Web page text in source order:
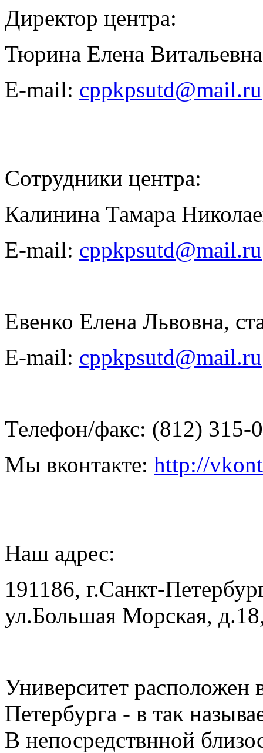
Директор центра:
Тюрина Елена Витальевна
E-mail: cppkpsutd@mail.ru
Сотрудники центра:
Калинина Тамара
E-mail: cppkpsutd@mail.ru
Евенко Елена Львовна,
E-mail: cppkpsutd@mail.ru
Телефон/факс: (812) 315-
Мы вконтакте: http://
Наш адрес:
191186, г.Санкт-
ул.Большая Морская,
Университет расположен
Петербурга - в так
В непосредствнной